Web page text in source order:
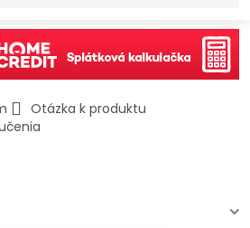
Otázka k produktu